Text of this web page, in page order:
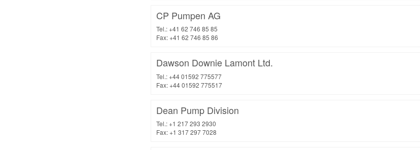
CP Pumpen AG
Tel.: +41 62 746 85 85
Fax: +41 62 746 85 86
Dawson Downie Lamont Ltd.
Tel.: +44 01592 775577
Fax: +44 01592 775517
Dean Pump Division
Tel.: +1 217 293 2930
Fax: +1 317 297 7028